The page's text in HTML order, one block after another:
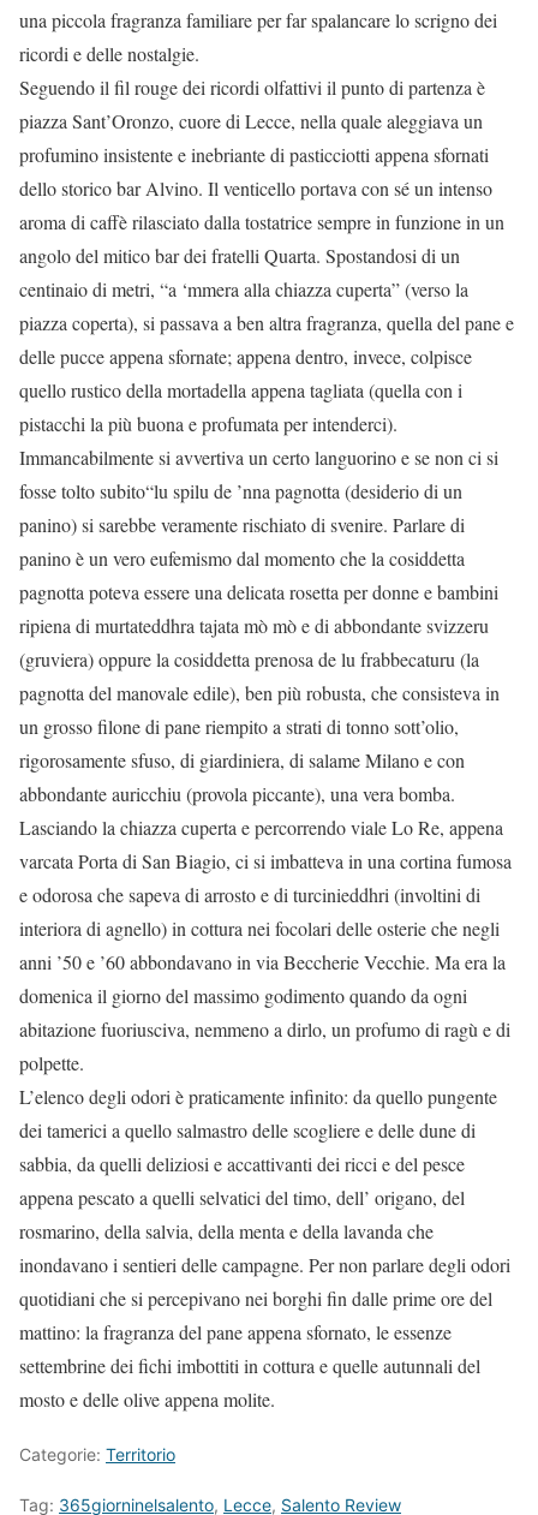
una piccola fragranza familiare per far spalancare lo scrigno dei
ricordi e delle nostalgie.
Seguendo il fil rouge dei ricordi olfattivi il punto di partenza è
piazza Sant’Oronzo, cuore di Lecce, nella quale aleggiava un
profumino insistente e inebriante di pasticciotti appena sfornati
dello storico bar Alvino. Il venticello portava con sé un intenso
aroma di caffè rilasciato dalla tostatrice sempre in funzione in un
angolo del mitico bar dei fratelli Quarta. Spostandosi di un
centinaio di metri, “a ‘mmera alla chiazza cuperta” (verso la
piazza coperta), si passava a ben altra fragranza, quella del pane e
delle pucce appena sfornate; appena dentro, invece, colpisce
quello rustico della mortadella appena tagliata (quella con i
pistacchi la più buona e profumata per intenderci).
Immancabilmente si avvertiva un certo languorino e se non ci si
fosse tolto subito“lu spilu de ’nna pagnotta (desiderio di un
panino) si sarebbe veramente rischiato di svenire. Parlare di
panino è un vero eufemismo dal momento che la cosiddetta
pagnotta poteva essere una delicata rosetta per donne e bambini
ripiena di murtateddhra tajata mò mò e di abbondante svizzeru
(gruviera) oppure la cosiddetta prenosa de lu frabbecaturu (la
pagnotta del manovale edile), ben più robusta, che consisteva in
un grosso filone di pane riempito a strati di tonno sott’olio,
rigorosamente sfuso, di giardiniera, di salame Milano e con
abbondante auricchiu (provola piccante), una vera bomba.
Lasciando la chiazza cuperta e percorrendo viale Lo Re, appena
varcata Porta di San Biagio, ci si imbatteva in una cortina fumosa
e odorosa che sapeva di arrosto e di turcinieddhri (involtini di
interiora di agnello) in cottura nei focolari delle osterie che negli
anni ’50 e ’60 abbondavano in via Beccherie Vecchie. Ma era la
domenica il giorno del massimo godimento quando da ogni
abitazione fuoriusciva, nemmeno a dirlo, un profumo di ragù e di
polpette.
L’elenco degli odori è praticamente infinito: da quello pungente
dei tamerici a quello salmastro delle scogliere e delle dune di
sabbia, da quelli deliziosi e accattivanti dei ricci e del pesce
appena pescato a quelli selvatici del timo, dell’ origano, del
rosmarino, della salvia, della menta e della lavanda che
inondavano i sentieri delle campagne. Per non parlare degli odori
quotidiani che si percepivano nei borghi fin dalle prime ore del
mattino: la fragranza del pane appena sfornato, le essenze
settembrine dei fichi imbottiti in cottura e quelle autunnali del
mosto e delle olive appena molite.
Categorie: Territorio
Tag: 365giorninelsalento, Lecce, Salento Review